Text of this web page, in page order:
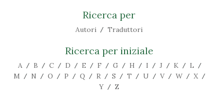
Ricerca per
Autori / Traduttori
Ricerca per iniziale
A / B / C / D / E / F / G / H / I / J / K / L /
M / N / O / P / Q / R / S / T / U / V / W / X /
Y / Z